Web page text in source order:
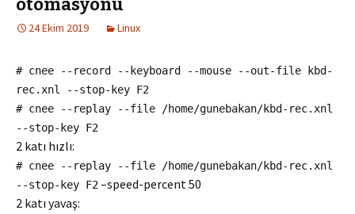
otomasyonu
24 Ekim 2019 Linux
# cnee --record --keyboard --mouse --out-file kbd-
rec.xnl --stop-key F2
# cnee --replay --file /home/gunebakan/kbd-rec.xnl
--stop-key F2
2 katı hızlı:
# cnee --replay --file /home/gunebakan/kbd-rec.xnl
--stop-key F2–speed-percent 50
2 katı yavaş: